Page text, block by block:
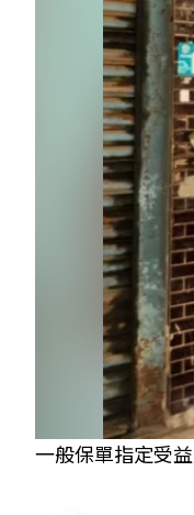
一般保單指定受